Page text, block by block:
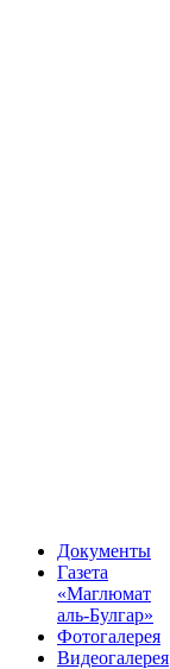
Документы
Газета
«Маглюмат
аль-Булгар»
Фотогалерея
Видеогалерея